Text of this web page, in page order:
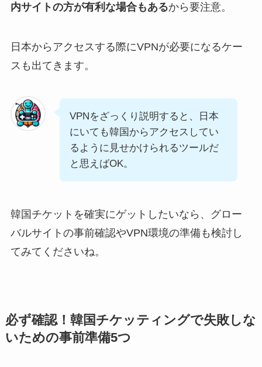
内サイトの方が有利な場合もあるから要注意。
日本からアクセスする際にVPNが必要になるケー
スも出てきます。
VPNをざっくり説明すると、日本
にいても韓国からアクセスしてい
るように見せかけられるツールだ
と思えばOK。
韓国チケットを確実にゲットしたいなら、グロー
バルサイトの事前確認やVPN環境の準備も検討し
てみてくださいね。
必ず確認！韓国チケッティングで失敗しな
いための事前準備5つ